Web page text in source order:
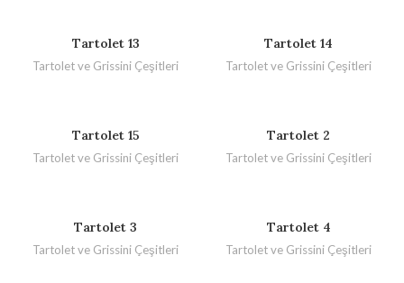
Tartolet 13
Tartolet ve Grissini Çeşitleri
Tartolet 14
Tartolet ve Grissini Çeşitleri
Tartolet 15
Tartolet ve Grissini Çeşitleri
Tartolet 2
Tartolet ve Grissini Çeşitleri
Tartolet 3
Tartolet ve Grissini Çeşitleri
Tartolet 4
Tartolet ve Grissini Çeşitleri